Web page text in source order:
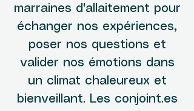
marraines d'allaitement pour
échanger nos expériences,
poser nos questions et
valider nos émotions dans
un climat chaleureux et
bienveillant. Les conjoint.es